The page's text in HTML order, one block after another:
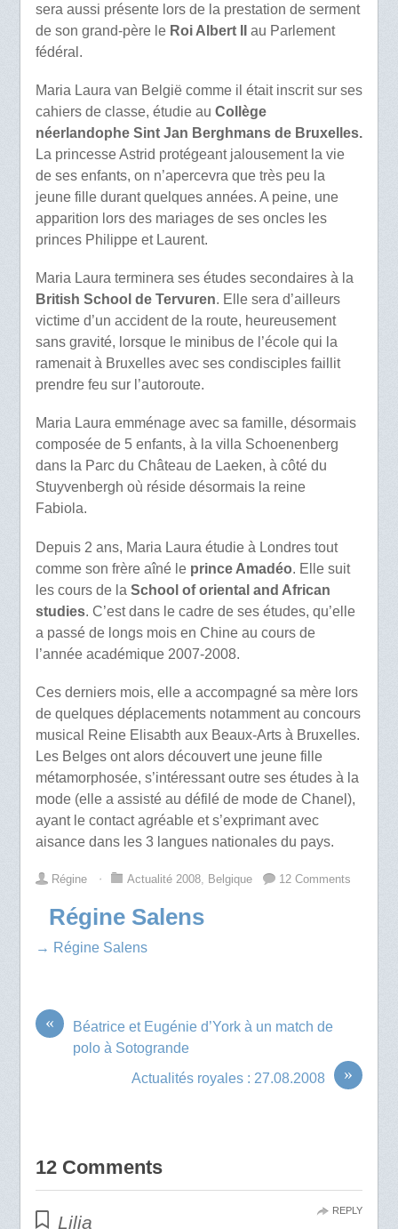
sera aussi présente lors de la prestation de serment
de son grand-père le Roi Albert II
au Parlement
fédéral.
Maria Laura van België comme il était inscrit sur ses
cahiers de classe, étudie au Collège
néerlandophe Sint Jan Berghmans de Bruxelles.
La princesse Astrid protégeant jalousement la vie
de ses enfants, on n’apercevra que très peu la
jeune fille durant quelques années. A peine, une
apparition lors des mariages de ses oncles les
princes Philippe et Laurent.
Maria Laura terminera ses études secondaires à la
British School de Tervuren. Elle sera d’ailleurs
victime d’un accident de la route, heureusement
sans gravité, lorsque le minibus de l’école qui la
ramenait à Bruxelles avec ses condisciples faillit
prendre feu sur l’autoroute.
Maria Laura emménage avec sa famille, désormais
composée de 5 enfants, à la villa Schoenenberg
dans la Parc du Château de Laeken, à côté du
Stuyvenbergh où réside désormais la reine
Fabiola.
Depuis 2 ans, Maria Laura étudie à Londres tout
comme son frère aîné le prince Amadéo. Elle suit
les cours de la School of oriental and African
studies. C’est dans le cadre de ses études, qu’elle
a passé de longs mois en Chine au cours de
l’année académique 2007-2008.
Ces derniers mois, elle a accompagné sa mère lors
de quelques déplacements notamment au concours
musical Reine Elisabth aux Beaux-Arts à Bruxelles.
Les Belges ont alors découvert une jeune fille
métamorphosée, s’intéressant outre ses études à la
mode (elle a assisté au défilé de mode de Chanel),
ayant le contact agréable et s’exprimant avec
aisance dans les 3 langues nationales du pays.
Régine ⋅ Actualité 2008, Belgique 12 Comments
Régine Salens
→ Régine Salens
«
Béatrice et Eugénie d’York à un match de
polo à Sotogrande
»
Actualités royales : 27.08.2008
12 Comments
Lilia
REPLY